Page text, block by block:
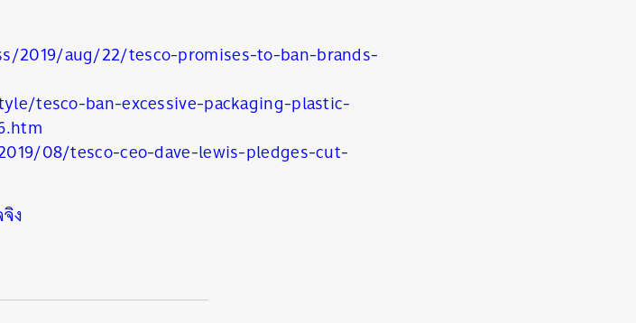
2019/aug/22/tesco-promises-to-ban-brands-
tesco-ban-excessive-packaging-plastic-
08/tesco-ceo-dave-lewis-pledges-cut-
ง
LINE EMAIL